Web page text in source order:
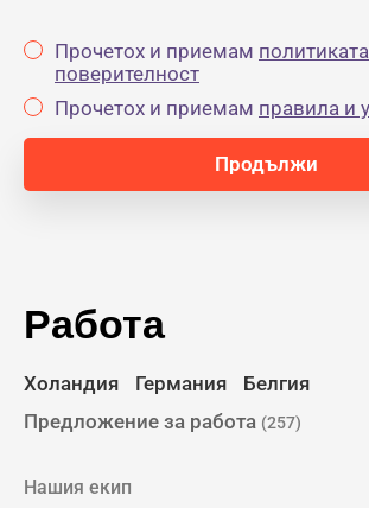
Прочетох и приемам
поверителност
Прочетох и приемам правила и
Работа
Холандия Германия
Белгия
Предложение за работа (257)
Нашия екип